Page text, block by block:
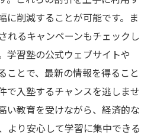
に削減することが可能です。ま
れるキャンペーンもチェックし
学習塾の公式ウェブサイトや
ことで、最新の情報を得ること
で入塾するチャンスを逃しませ
い教育を受けながら、経済的な
より安心して学習に集中できる